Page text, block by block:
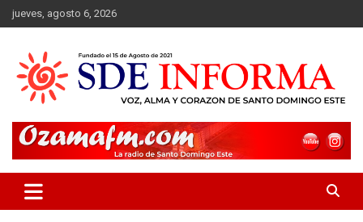
Saltar
al
jueves, agosto 6, 2026
sdeinforma.com